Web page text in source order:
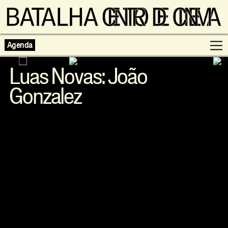
Agenda
Programação
Luas Novas: João
Gonzalez